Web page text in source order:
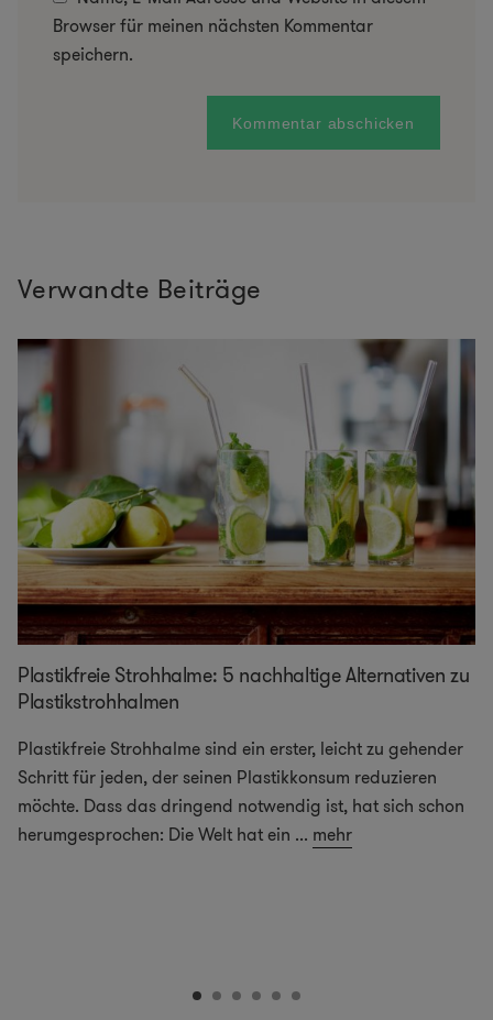
Browser für meinen nächsten Kommentar
speichern.
Verwandte Beiträge
Plastikfreie Strohhalme: 5 nachhaltige Alternativen zu
Plastikstrohhalmen
Plastikfreie Strohhalme sind ein erster, leicht zu gehender
Schritt für jeden, der seinen Plastikkonsum reduzieren
möchte. Dass das dringend notwendig ist, hat sich schon
herumgesprochen: Die Welt hat ein ... mehr